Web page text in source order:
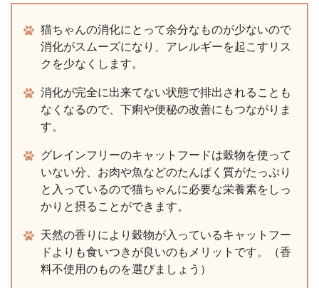
猫ちゃんの消化にとって余分なものが少ないので
消化がスムーズになり、アレルギーを起こすリス
クを少なくします。
消化が完全に出来てない状態で排出されることも
なくなるので、下痢や便秘の改善にもつながりま
す。
グレインフリーのキャットフードは穀物を使って
いない分、お肉や魚などのたんぱく質がたっぷり
と入っているので猫ちゃんに必要な栄養素をしっ
かりと摂ることができます。
天然の香りにより穀物が入っているキャットフー
ドよりも食いつきが良いのもメリットです。（香
料不使用のものを選びましょう）